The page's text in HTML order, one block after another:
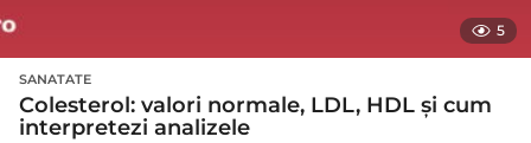
5
SANATATE
Colesterol: valori normale, LDL, HDL și cum
interpretezi analizele